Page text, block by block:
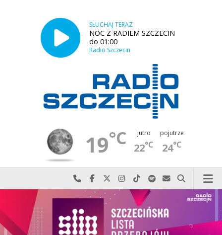
SŁUCHAJ TERAZ
NOC Z RADIEM SZCZECIN
do 01:00
Radio Szczecin
19°C jutro
22°C
pojutrze
24°C
Najlepiej po prostu do nas zadzwoń
Odwiedź nas na Facebook-u
Odwiedź nas na X
Odwiedź nas na Instagram-ie
Odwiedź nas na TikTok-u
Szukaj nas na Spotify
Wyślij do nas
Szukaj